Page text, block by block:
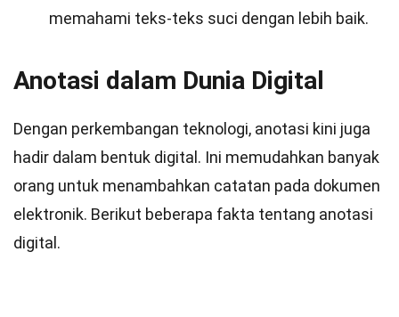
memahami teks-teks suci dengan lebih baik.
Anotasi dalam Dunia Digital
Dengan perkembangan teknologi, anotasi kini juga
hadir dalam bentuk digital. Ini memudahkan banyak
orang untuk menambahkan catatan pada dokumen
elektronik. Berikut beberapa fakta tentang anotasi
digital.